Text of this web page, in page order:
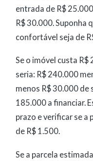
entrada de R$
R$ 30.000. Suponha
confortável seja de
Se o imóvel custa R$
seria: R$ 240.000
menos R$ 30.000 de
185.000 a financiar.
prazo e verificar se
de R$ 1.500.
Se a parcela